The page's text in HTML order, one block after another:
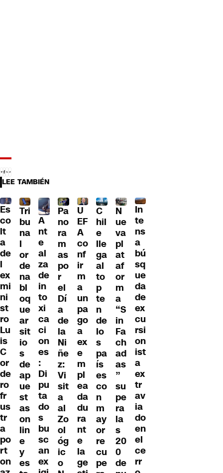
LEE TAMBIÉN
Es
co
lt
a
de
l
ex
mi
ni
st
ro
Lu
is
C
or
de
ro
fr
us
tr
a
po
rt
on
Tri
bu
na
l
or
de
na
bl
oq
ue
ar
sit
io
s
de
ap
ue
st
as
on
lin
e
y
es
A
nt
e
al
za
de
in
to
xi
ca
ci
on
es
:
Di
pu
ta
do
s
bu
sc
an
ex
Pa
no
ra
m
as
po
r
el
Dí
a
de
la
Ni
ñe
z:
Vi
sit
a
al
Zo
ol
óg
ic
o
U
EF
A
co
nf
ir
m
a
un
pa
go
a
ex
e
m
pl
ea
da
du
ra
nt
e
la
ge
C
hil
e
lle
ga
al
to
p
te
n
de
lo
s
pa
ís
es
co
n
m
ay
or
re
cu
pe
N
ue
va
pl
at
af
or
m
a
“S
in
Fa
ch
ad
as
”
su
pe
ra
la
s
20
0
de
In
te
ns
a
bú
sq
ue
da
de
ex
cu
rsi
on
ist
a
ex
tr
av
ia
do
en
el
ce
rr